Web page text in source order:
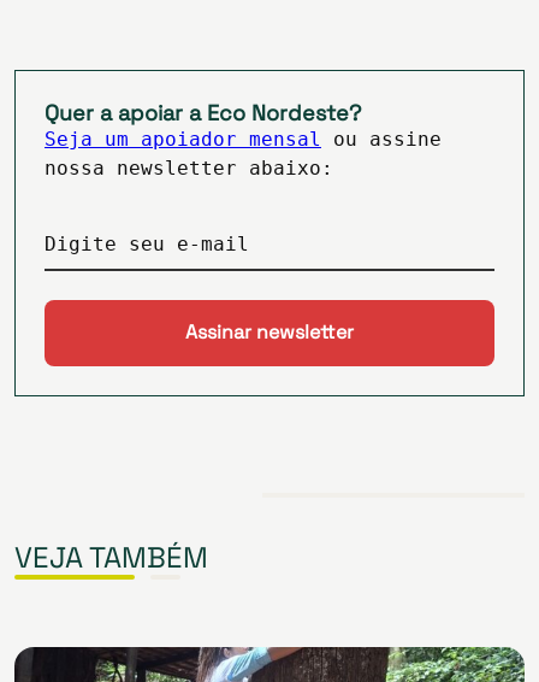
Quer a apoiar a Eco Nordeste?
Seja um apoiador mensal
ou assine
nossa newsletter abaixo:
Digite seu e-mail
VEJA TAMBÉM